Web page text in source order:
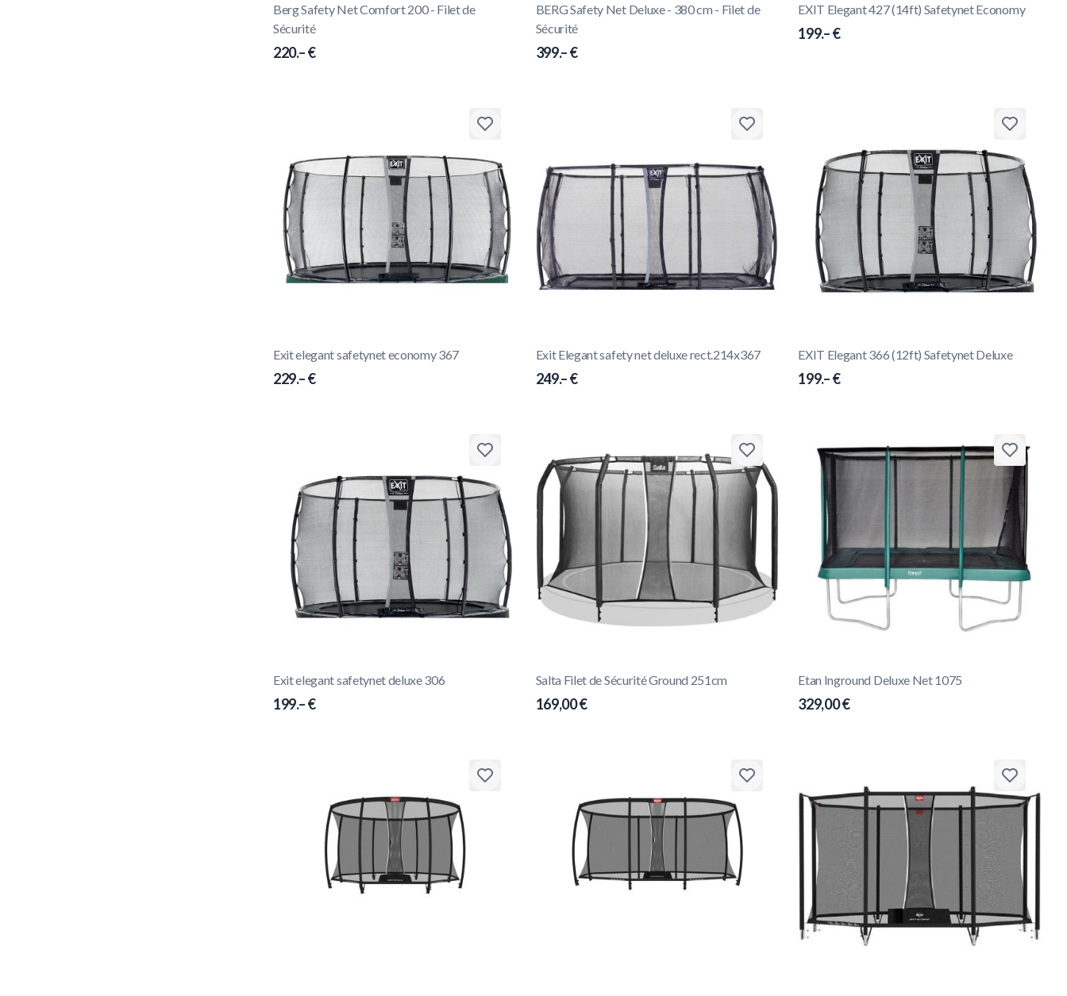
Berg Safety Net Comfort 200 - Filet de
Sécurité
220.– €
BERG Safety Net Deluxe - 380 cm - Filet de
Sécurité
399.– €
EXIT Elegant 427 (14ft) Safetynet Economy
199.– €
Exit elegant safetynet economy 367
229.– €
Exit Elegant safety net deluxe rect.214x367
249.– €
EXIT Elegant 366 (12ft) Safetynet Deluxe
199.– €
Exit elegant safetynet deluxe 306
199.– €
Salta Filet de Sécurité Ground 251cm
169,00 €
Etan Inground Deluxe Net 1075
329,00 €